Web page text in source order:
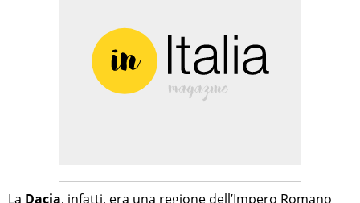
La Dacia, infatti, era una regione dell’Impero Romano